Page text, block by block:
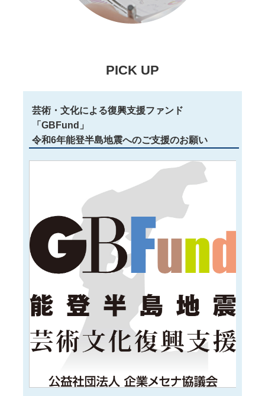
PICK UP
芸術・文化による復興支援ファンド
「GBFund」
令和6年能登半島地震へのご支援のお願い